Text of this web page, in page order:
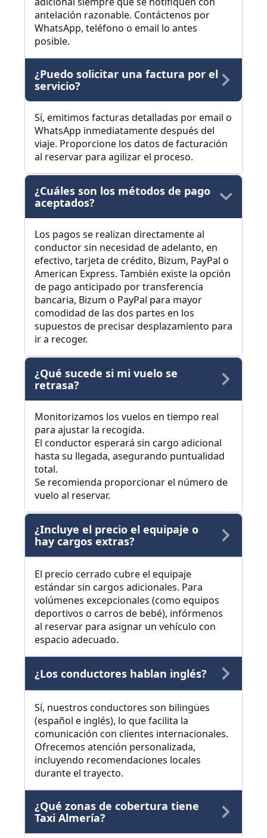
antelación razonable. Contáctenos por
WhatsApp, teléfono o email lo antes
posible.
¿Puedo solicitar una factura por el
servicio?
Sí, emitimos facturas detalladas por email o
WhatsApp inmediatamente después del
viaje. Proporcione los datos de facturación
al reservar para agilizar el proceso.
¿Cuáles son los métodos de pago
aceptados?
Los pagos se realizan directamente al
conductor sin necesidad de adelanto, en
efectivo, tarjeta de crédito, Bizum, PayPal o
American Express. También existe la opción
de pago anticipado por transferencia
bancaria, Bizum o PayPal para mayor
comodidad de las dos partes en los
supuestos de precisar desplazamiento para
ir a recoger.
¿Qué sucede si mi vuelo se
retrasa?
Monitorizamos los vuelos en tiempo real
para ajustar la recogida.
El conductor esperará sin cargo adicional
hasta su llegada, asegurando puntualidad
total.
Se recomienda proporcionar el número de
vuelo al reservar.
¿Incluye el precio el equipaje o
hay cargos extras?
El precio cerrado cubre el equipaje
estándar sin cargos adicionales. Para
volúmenes excepcionales (como equipos
deportivos o carros de bebé), infórmenos
al reservar para asignar un vehículo con
espacio adecuado.
¿Los conductores hablan inglés?
Sí, nuestros conductores son bilingües
(español e inglés), lo que facilita la
comunicación con clientes internacionales.
Ofrecemos atención personalizada,
incluyendo recomendaciones locales
durante el trayecto.
¿Qué zonas de cobertura tiene
Taxi Almería?